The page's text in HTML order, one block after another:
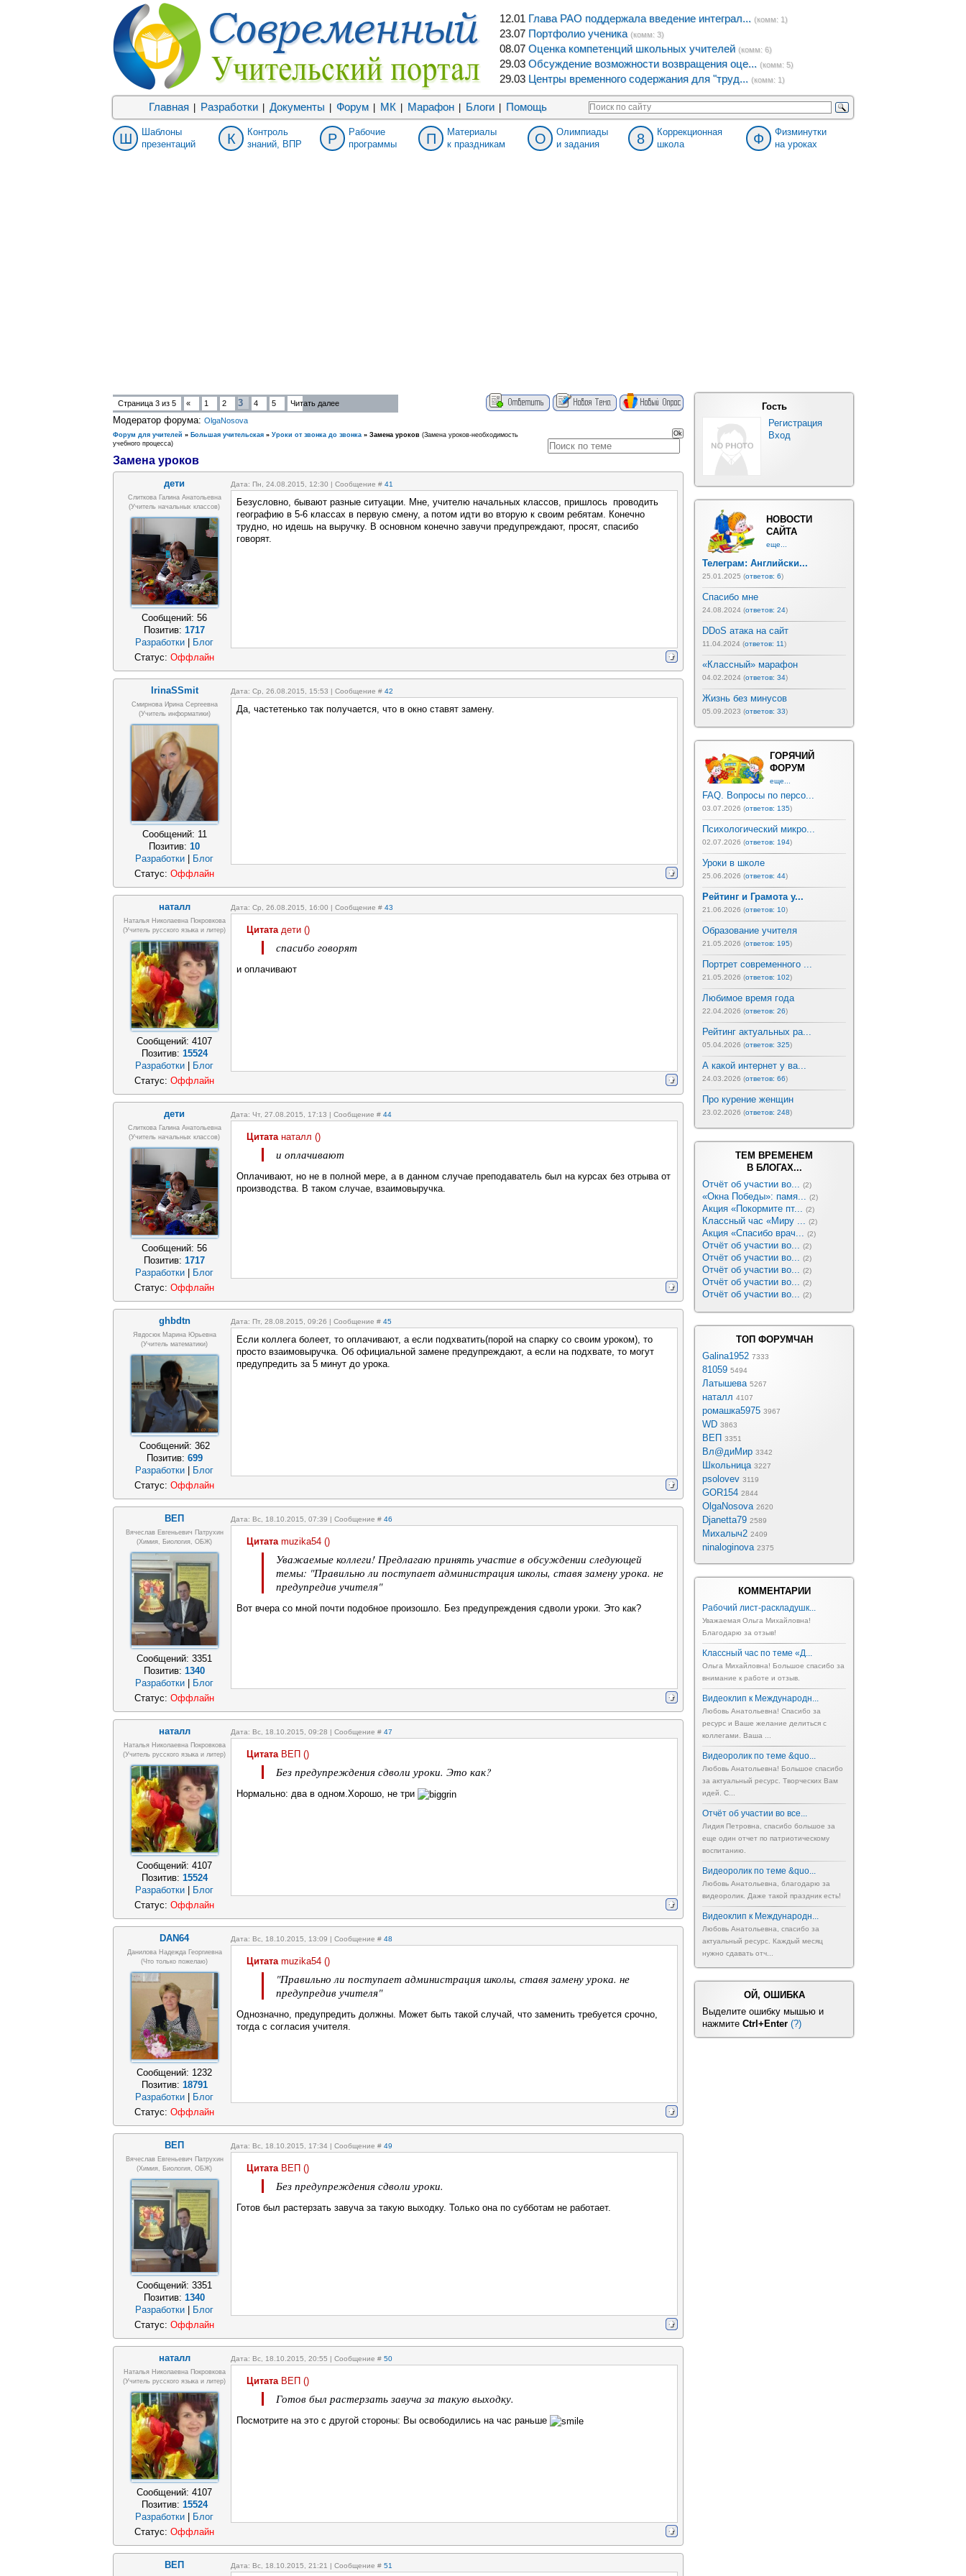
12.01 Глава РАО поддержала введение интеграл... (комм: 1)
23.07 Портфолио ученика (комм: 3)
08.07 Оценка компетенций школьных учителей (комм: 6)
29.03 Обсуждение возможности возвращения оце... (комм: 5)
29.03 Центры временного содержания для "труд... (комм: 1)
Главная Разработки Документы Форум МК Марафон Блоги Помощь
Ш
Шаблоны
презентаций
К
Контроль
знаний, ВПР
Р
Рабочие
программы
П
Материалы
к праздникам
О
Олимпиады
и задания
8
Коррекционная
школа
Ф
Физминутки
на уроках
Страница 3 из 5 « 1 2 3 4 5 Читать далее
Модератор форума: OlgaNosova
Форум для учителей » Большая учительская » Уроки от звонка до звонка » Замена уроков (Замена уроков-необходимость
учебного процесса)
Замена уроков
дети Дата: Пн, 24.08.2015, 12:30 | Сообщение # 41
Слиткова Галина Анатольевна
(Учитель начальных классов)
Сообщений: 56
Позитив: 1717
Разработки
Блог
Безусловно, бывают разные ситуации. Мне, учителю начальных классов, пришлось проводить
географию в 5-6 классах в первую смену, а потом идти во вторую к своим ребятам. Конечно
трудно, но идешь на выручку. В основном конечно завучи предупреждают, просят, спасибо
говорят.
Статус: Оффлайн
IrinaSSmit Дата: Ср, 26.08.2015, 15:53 | Сообщение # 42
Смирнова Ирина Сергеевна
(Учитель информатики)
Сообщений: 11
Позитив: 10
Разработки
Блог
Да, частетенько так получается, что в окно ставят замену.
Статус: Оффлайн
наталл Дата: Ср, 26.08.2015, 16:00 | Сообщение # 43
Наталья Николаевна Покровкова
(учитель русского языка и литер)
Сообщений: 4107
Позитив: 15524
Разработки
Блог
Цитата дети ()
спасибо говорят
и оплачивают
Статус: Оффлайн
дети Дата: Чт, 27.08.2015, 17:13 | Сообщение # 44
Слиткова Галина Анатольевна
(Учитель начальных классов)
Сообщений: 56
Позитив: 1717
Разработки
Блог
Цитата наталл ()
и оплачивают
Оплачивают, но не в полной мере, а в данном случае преподаватель был на курсах без отрыва от
производства. В таком случае, взаимовыручка.
Статус: Оффлайн
ghbdtn Дата: Пт, 28.08.2015, 09:26 | Сообщение # 45
Явдосюк Марина Юрьевна
(учитель математики)
Сообщений: 362
Позитив: 699
Разработки
Блог
Если коллега болеет, то оплачивают, а если подхватить(порой на спарку со своим уроком), то
просто взаимовыручка. Об официальной замене предупреждают, а если на подхвате, то могут
предупредить за 5 минут до урока.
Статус: Оффлайн
ВЕП Дата: Вс, 18.10.2015, 07:39 | Сообщение # 46
Вячеслав Евгеньевич Патрухин
(Химия, Биология, ОБЖ)
Сообщений: 3351
Позитив: 1340
Разработки
Блог
Цитата muzika54 ()
Уважаемые коллеги! Предлагаю принять участие в обсуждении следующей
темы: "Правильно ли поступает администрация школы, ставя замену урока. не
предупредив учителя"
Вот вчера со мной почти подобное произошло. Без предупреждения сдволи уроки. Это как?
Статус: Оффлайн
наталл Дата: Вс, 18.10.2015, 09:28 | Сообщение # 47
Наталья Николаевна Покровкова
(учитель русского языка и литер)
Сообщений: 4107
Позитив: 15524
Разработки
Блог
Цитата ВЕП ()
Без предупреждения сдволи уроки. Это как?
Нормально: два в одном.Хорошо, не три
Статус: Оффлайн
DAN64 Дата: Вс, 18.10.2015, 13:09 | Сообщение # 48
Данилова Надежда Георгиевна
(что только пожелаю)
Сообщений: 1232
Позитив: 18791
Разработки
Блог
Цитата muzika54 ()
"Правильно ли поступает администрация школы, ставя замену урока. не
предупредив учителя"
Однозначно, предупредить должны. Может быть такой случай, что заменить требуется срочно,
тогда с согласия учителя.
Статус: Оффлайн
ВЕП Дата: Вс, 18.10.2015, 17:34 | Сообщение # 49
Вячеслав Евгеньевич Патрухин
(Химия, Биология, ОБЖ)
Сообщений: 3351
Позитив: 1340
Разработки
Блог
Цитата ВЕП ()
Без предупреждения сдволи уроки.
Готов был растерзать завуча за такую выходку. Только она по субботам не работает.
Статус: Оффлайн
наталл Дата: Вс, 18.10.2015, 20:55 | Сообщение # 50
Наталья Николаевна Покровкова
(учитель русского языка и литер)
Сообщений: 4107
Позитив: 15524
Разработки
Блог
Цитата ВЕП ()
Готов был растерзать завуча за такую выходку.
Посмотрите на это с другой стороны: Вы освободились на час раньше
Статус: Оффлайн
ВЕП Дата: Вс, 18.10.2015, 21:21 | Сообщение # 51
Гость
Регистрация
Вход
НОВОСТИ
САЙТА
еще...
Телеграм: Английски...
25.01.2025 (ответов: 6)
Спасибо мне
24.08.2024 (ответов: 24)
DDoS атака на сайт
11.04.2024 (ответов: 11)
«Классный» марафон
04.02.2024 (ответов: 34)
Жизнь без минусов
05.09.2023 (ответов: 33)
ГОРЯЧИЙ
ФОРУМ
еще...
FAQ. Вопросы по персо...
03.07.2026 (ответов: 135)
Психологический микро...
02.07.2026 (ответов: 194)
Уроки в школе
25.06.2026 (ответов: 44)
Рейтинг и Грамота у...
21.06.2026 (ответов: 10)
Образование учителя
21.05.2026 (ответов: 195)
Портрет современного ...
21.05.2026 (ответов: 102)
Любимое время года
22.04.2026 (ответов: 26)
Рейтинг актуальных ра...
05.04.2026 (ответов: 325)
А какой интернет у ва...
24.03.2026 (ответов: 66)
Про курение женщин
23.02.2026 (ответов: 248)
ТЕМ ВРЕМЕНЕМ
В БЛОГАХ...
Отчёт об участии во... (2)
«Окна Победы»: памя... (2)
Акция «Покормите пт... (2)
Классный час «Миру ... (2)
Акция «Спасибо врач... (2)
Отчёт об участии во... (2)
Отчёт об участии во... (2)
Отчёт об участии во... (2)
Отчёт об участии во... (2)
Отчёт об участии во... (2)
ТОП ФОРУМЧАН
Galina1952 7333
81059 5494
Латышева 5267
наталл 4107
ромашка5975 3967
WD 3863
ВЕП 3351
Вл@диМир 3342
Школьница 3227
psolovev 3119
GOR154 2844
OlgaNosova 2620
Djanetta79 2589
Михалыч2 2409
ninaloginova 2375
КОММЕНТАРИИ
Рабочий лист-раскладушк...
Уважаемая Ольга Михайловна!
Благодарю за отзыв!
Классный час по теме «Д...
Ольга Михайловна! Большое спасибо за
внимание к работе и отзыв.
Видеоклип к Международн...
Любовь Анатольевна! Спасибо за
ресурс и Ваше желание делиться с
коллегами. Ваша ...
Видеоролик по теме &quo...
Любовь Анатольевна! Большое спасибо
за актуальный ресурс. Творческих Вам
идей. С...
Отчёт об участии во все...
Лидия Петровна, спасибо большое за
еще один отчет по патриотическому
воспитанию.
Видеоролик по теме &quo...
Любовь Анатольевна, благодарю за
видеоролик. Даже такой праздник есть!
Видеоклип к Международн...
Любовь Анатольевна, спасибо за
актуальный ресурс. Каждый месяц
нужно сдавать отч...
ОЙ, ОШИБКА
Выделите ошибку мышью и
нажмите Ctrl+Enter (?)